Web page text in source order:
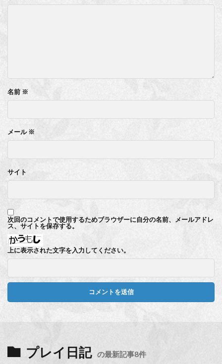
名前 ※
メール※
サイト
次回のコメントで使用するためブラウザーに自分の名前、メールアドレ
ス、サイトを保存する。
上に表示された文字を入力してください。
プレイ日記 の最新記事8件